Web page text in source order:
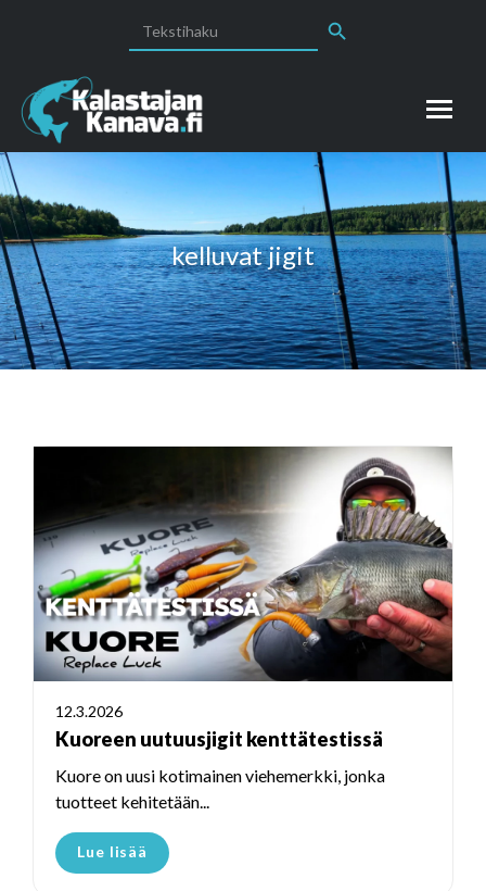
for:
kelluvat jigit
12.3.2026
Kuoreen uutuusjigit kenttätestissä
Kuore on uusi kotimainen viehemerkki, jonka
tuotteet kehitetään...
Lue lisää